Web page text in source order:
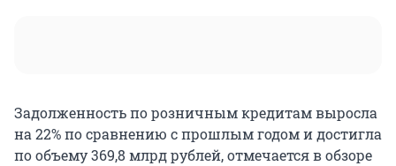
Задолженность по розничным кредитам выросла
на 22% по сравнению с прошлым годом и достигла
по объему 369,8 млрд рублей, отмечается в обзоре